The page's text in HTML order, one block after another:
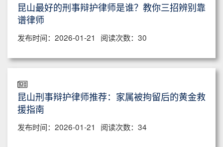
昆山最好的刑事辩护律师是谁？教你三招辨别靠
谱律师
发布时间：2026-01-21 阅读次数：30
昆山刑事辩护律师推荐：家属被拘留后的黄金救
援指南
发布时间：2026-01-21 阅读次数：34